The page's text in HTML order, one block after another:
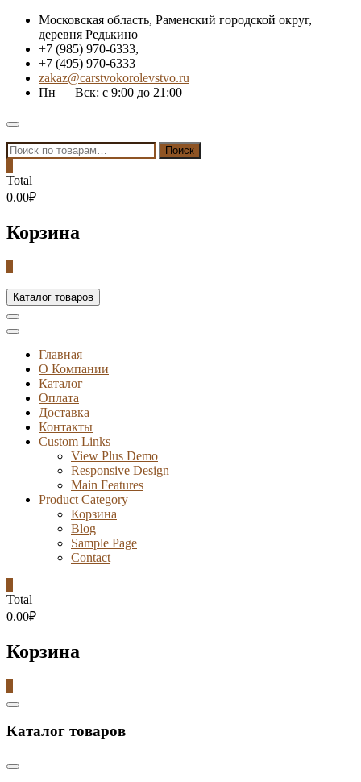
Skip
content
Московская область, Раменский городской округ,
деревня Редькино
+7 (985) 970-6333,
+7 (495) 970-6333
zakaz@carstvokorolevstvo.ru
Пн — Вск: с 9:00 до 21:00
Topbar
Menu
Искать: Поиск
Total
0.00₽
Корзина
Каталог товаров
Главная
О Компании
Каталог
Оплата
Доставка
Контакты
Custom Links
View Plus Demo
Responsive Design
Main Features
Product Category
Корзина
Blog
Sample Page
Contact
Total
0.00₽
Корзина
Catalog
Каталог товаров